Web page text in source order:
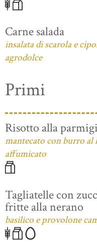
Carne salada
insalata di scarola e
agrodolce
Primi
Risotto alla
mantecato con burro al
affumicato
Tagliatelle con
fritte alla nerano
basilico e provolone